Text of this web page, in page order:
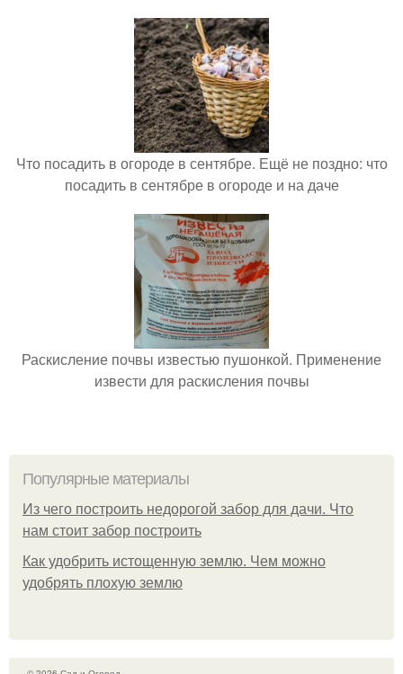
Что посадить в огороде в сентябре. Ещё не поздно: что
посадить в сентябре в огороде и на даче
Раскисление почвы известью пушонкой. Применение
извести для раскисления почвы
Популярные материалы
Из чего построить недорогой забор для дачи. Что
нам стоит забор построить
Как удобрить истощенную землю. Чем можно
удобрять плохую землю